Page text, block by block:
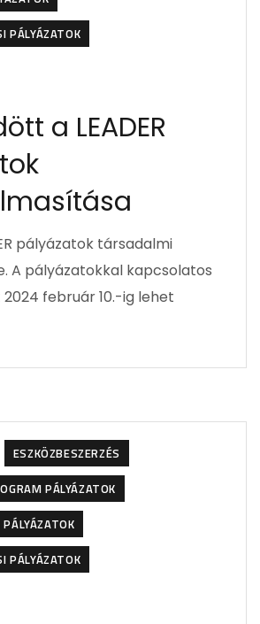
PÁLYÁZATOK
a LEADER
pályázatok társadalmi
A pályázatokkal kapcsolatos
február 10.-ig lehet
ESZKÖZBESZERZÉS
PÁLYÁZATOK
PÁLYÁZATOK